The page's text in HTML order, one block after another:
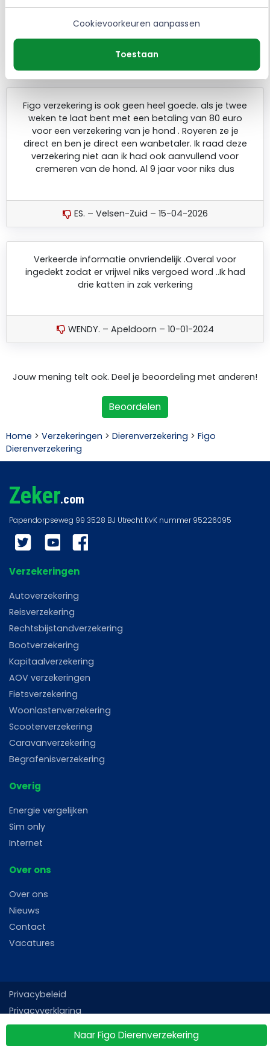
Cookievoorkeuren aanpassen
Toestaan
Naar Figo Dierenverzekering
Ervaringen met de Figo
Dierenverzekering
Figo verzekering is ook geen heel goede. als je twee
weken te laat bent met een betaling van 80 euro
voor een verzekering van je hond . Royeren ze je
direct en ben je direct een wanbetaler. Ik raad deze
verzekering niet aan ik had ook aanvullend voor
cremeren van de hond. Al 9 jaar voor niks dus
ES. – Velsen-Zuid – 15-04-2026
Verkeerde informatie onvriendelijk .Overal voor
ingedekt zodat er vrijwel niks vergoed word ..Ik had
drie katten in zak verkering
WENDY. – Apeldoorn – 10-01-2024
Jouw mening telt ook. Deel je beoordeling met anderen!
Beoordelen
Home > Verzekeringen > Dierenverzekering > Figo
Dierenverzekering
Zeker.com
Twitter YouTube
Verzekeringen
Autoverzekering
Reisverzekering
Rechtsbijstandverzekering
Bootverzekering
Kapitaalverzekering
AOV verzekeringen
Fietsverzekering
Woonlastenverzekering
Scooterverzekering
Caravanverzekering
Begrafenisverzekering
Overig
Energie vergelijken
Sim only
Internet
Over ons
Over ons
Nieuws
Contact
Vacatures
Privacybeleid
Privacyverklaring
Gebruiksvoorwaarden
Sitemap